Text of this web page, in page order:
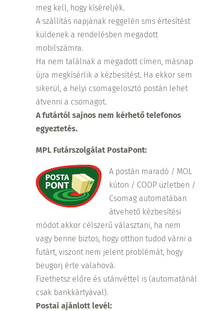
meg kell, hogy kíséreljék.
A szállítás napjának reggelén sms értesítést
küldenek a rendelésben megadott
mobilszámra.
Ha nem találnak a megadott címen, másnap
újra megkísérlik a kézbesítést. Ha ekkor sem
sikerül, a helyi csomagelosztó postán lehet
átvenni a csomagot.
A futártól sajnos nem kérhető telefonos
egyeztetés.
MPL Futárszolgálat PostaPont:
A postán maradó / MOL
kúton / COOP üzletben /
Csomag automatában
átvehető kézbesítési
módot akkor célszerű választani, ha nem
vagy benne biztos, hogy otthon tudod várni a
futárt, viszont nem jelent problémát, hogy
beugorj érte valahová.
Fizethetsz előre és utánvéttel is (automatánál
csak bankkártyával).
Postai ajánlott levél: